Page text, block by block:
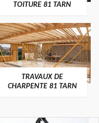
TOITURE 81 TARN
TRAVAUX DE
CHARPENTE 81 TARN